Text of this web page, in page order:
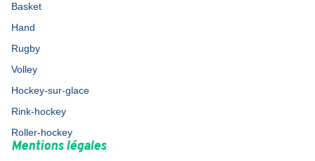
Basket
Hand
Rugby
Volley
Hockey-sur-glace
Rink-hockey
Roller-hockey
Mentions légales